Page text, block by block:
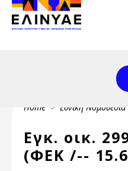
Skip to main content
Header Top 2
Header Top
Breadcrumb
Home Εθνική Νομοθεσία
Εγκ. οικ.
(ΦΕΚ /--